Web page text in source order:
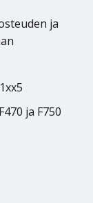
ja
ja F750